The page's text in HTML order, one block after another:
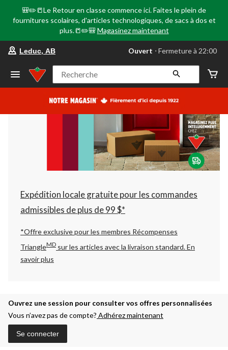
🎒✏️📒Le Retour en classe commence ici. Faites le plein de
fournitures scolaires, d'articles technologiques, de sacs à dos et
plus.📒✏️🎒 Magasinez maintenant
votre
préféré
Leduc,
AB,
courament
Fermeture
à
22:00
cliquer
pour
changer
Leduc, AB Ouvert ⋅ Fermeture à 22:00
Recherche
Expédition locale gratuite pour les commandes
admissibles de plus de 99 $*
*Offre exclusive pour les membres Récompenses
TriangleMD sur les articles avec la livraison standard.En
savoir plus
Ouvrez une session pour consulter vos offres personnalisées
Vous n’avez pas de compte? Adhérez maintenant
Se connecter